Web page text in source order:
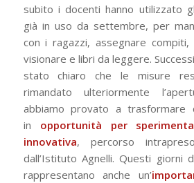
subito i docenti hanno utilizzato
già in uso da settembre, per
con i ragazzi, assegnare
visionare e libri da leggere.
stato chiaro che le misure
rimandato ulteriormente
abbiamo provato a trasformare
in opportunità per
innovativa, percorso
dall’Istituto Agnelli. Questi giorni
rappresentano anche un’